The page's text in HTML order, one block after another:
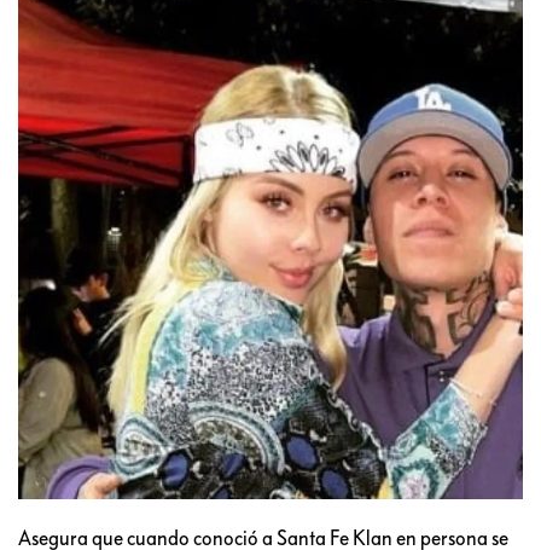
Asegura que cuando conoció a Santa Fe Klan en persona se